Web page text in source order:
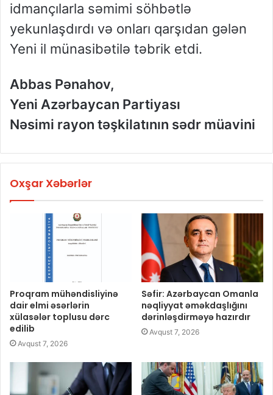
idmançılarla səmimi söhbətlə
yekunlaşdırdı və onları qarşıdan gələn
Yeni il münasibətilə təbrik etdi.
Abbas Pənahov,
Yeni Azərbaycan Partiyası
Nəsimi rayon təşkilatının sədr müavini
Oxşar Xəbərlər
Proqram mühəndisliyinə
dair elmi əsərlərin
xülasələr toplusu dərc
edilib
Avqust 7, 2026
Səfir: Azərbaycan Omanla
nəqliyyat əməkdaşlığını
dərinləşdirməyə hazırdır
Avqust 7, 2026